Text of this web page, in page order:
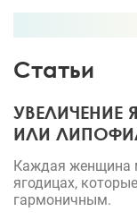
Статьи
УВЕЛИЧЕНИЕ
ИЛИ
Каждая женщина
ягодицах,
гармоничным.